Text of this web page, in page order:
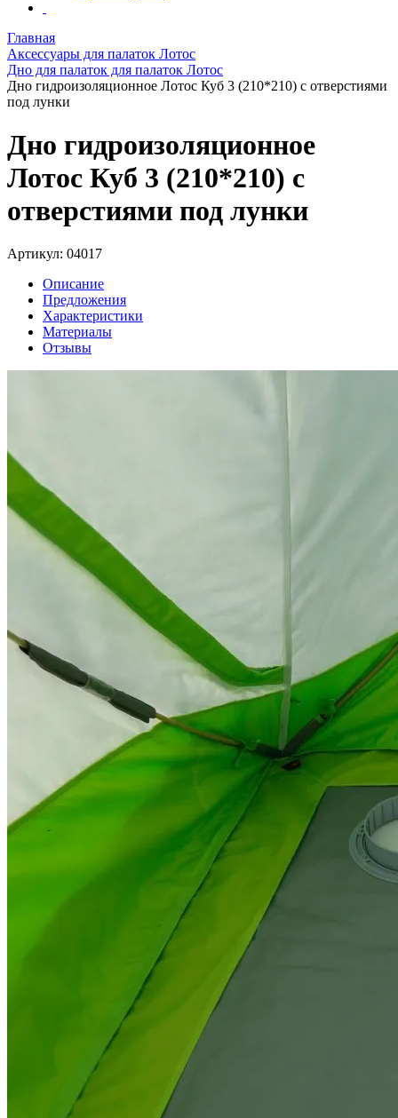
Главная
Аксессуары для палаток Лотос
Дно для палаток для палаток Лотос
Дно гидроизоляционное Лотос Куб 3 (210*210) с отверстиями
под лунки
Дно гидроизоляционное
Лотос Куб 3 (210*210) с
отверстиями под лунки
Артикул: 04017
Описание
Предложения
Характеристики
Материалы
Отзывы